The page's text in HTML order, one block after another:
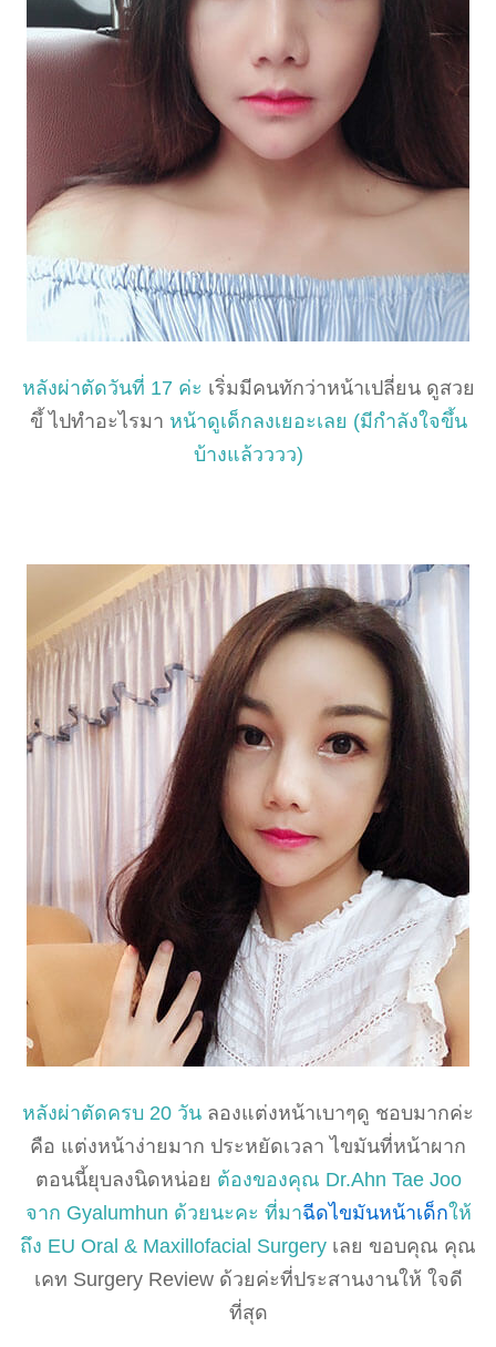
หลังผ่าตัดวันที่ 17 ค่ะ เริ่มมีคนทักว่าหน้าเปลี่ยน ดูสวย
ขึ้ ไปทำอะไรมา หน้าดูเด็กลงเยอะเลย (มีกำลังใจขึ้น
บ้างแล้วววว)
หลังผ่าตัดครบ 20 วัน ลองแต่งหน้าเบาๆดู ชอบมากค่ะ
คือ แต่งหน้าง่ายมาก ประหยัดเวลา ไขมันที่หน้าผาก
ตอนนี้ยุบลงนิดหน่อย ต้องของคุณ Dr.Ahn Tae Joo
จาก Gyalumhun ด้วยนะคะ ที่มาฉีดไขมันหน้าเด็กให้
ถึง EU Oral & Maxillofacial Surgery เลย ขอบคุณ คุณ
เคท Surgery Review ด้วยค่ะที่ประสานงานให้ ใจดี
ที่สุด